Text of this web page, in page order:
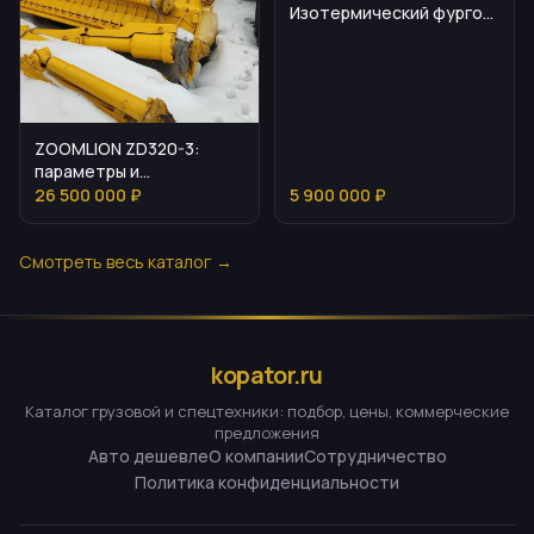
ZOOMLION ZD320-3:
параметры и
эксплуатационные
26 500 000 ₽
Изотермический фургон:
5 900 000 ₽
Смотреть весь каталог →
kopator.ru
Каталог грузовой и спецтехники: подбор, цены, коммерческие
предложения
Авто дешевлеО компанииСотрудничество
Политика конфиденциальности